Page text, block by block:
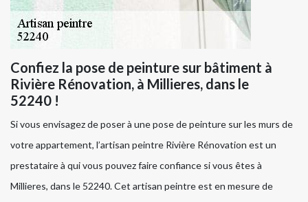
Confiez la pose de peinture sur bâtiment à
Rivière Rénovation, à Millieres, dans le
52240 !
Si vous envisagez de poser à une pose de peinture sur les murs de
votre appartement, l’artisan peintre Rivière Rénovation est un
prestataire à qui vous pouvez faire confiance si vous êtes à
Millieres, dans le 52240. Cet artisan peintre est en mesure de